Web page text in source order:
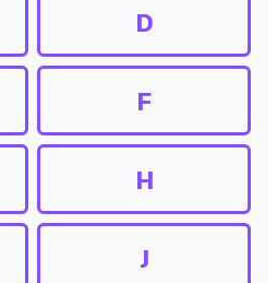
D
F
H
J